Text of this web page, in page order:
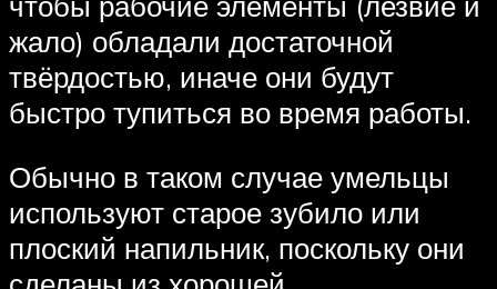
жало) обладали достаточной
твёрдостью, иначе они будут
быстро тупиться во время работы.
Обычно в таком случае умельцы
используют старое зубило или
плоский напильник, поскольку они